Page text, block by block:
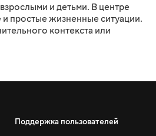
и детьми. В центре
простые жизненные ситуации.
контекста или
Поддержка пользователей